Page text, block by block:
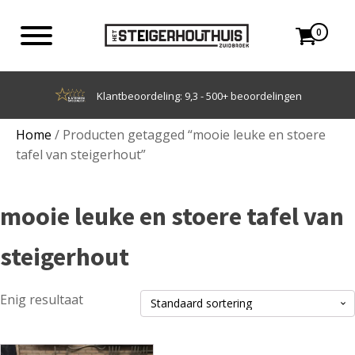
0
Klantbeoordeling: 9,3 - 500+ beoordelingen
Home / Producten getagged “mooie leuke en stoere
tafel van steigerhout”
mooie leuke en stoere tafel van
steigerhout
Enig resultaat
Dit